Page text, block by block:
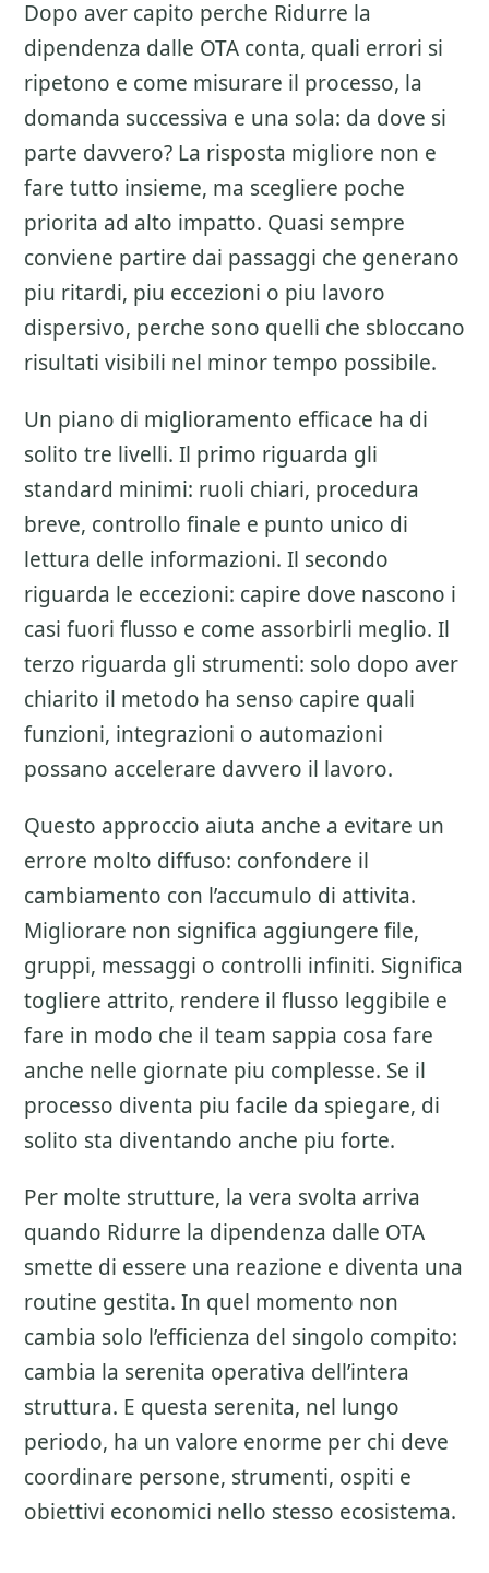
Dopo aver capito perche Ridurre la
dipendenza dalle OTA conta, quali errori si
ripetono e come misurare il processo, la
domanda successiva e una sola: da dove si
parte davvero? La risposta migliore non e
fare tutto insieme, ma scegliere poche
priorita ad alto impatto. Quasi sempre
conviene partire dai passaggi che generano
piu ritardi, piu eccezioni o piu lavoro
dispersivo, perche sono quelli che sbloccano
risultati visibili nel minor tempo possibile.
Un piano di miglioramento efficace ha di
solito tre livelli. Il primo riguarda gli
standard minimi: ruoli chiari, procedura
breve, controllo finale e punto unico di
lettura delle informazioni. Il secondo
riguarda le eccezioni: capire dove nascono i
casi fuori flusso e come assorbirli meglio. Il
terzo riguarda gli strumenti: solo dopo aver
chiarito il metodo ha senso capire quali
funzioni, integrazioni o automazioni
possano accelerare davvero il lavoro.
Questo approccio aiuta anche a evitare un
errore molto diffuso: confondere il
cambiamento con l’accumulo di attivita.
Migliorare non significa aggiungere file,
gruppi, messaggi o controlli infiniti. Significa
togliere attrito, rendere il flusso leggibile e
fare in modo che il team sappia cosa fare
anche nelle giornate piu complesse. Se il
processo diventa piu facile da spiegare, di
solito sta diventando anche piu forte.
Per molte strutture, la vera svolta arriva
quando Ridurre la dipendenza dalle OTA
smette di essere una reazione e diventa una
routine gestita. In quel momento non
cambia solo l’efficienza del singolo compito:
cambia la serenita operativa dell’intera
struttura. E questa serenita, nel lungo
periodo, ha un valore enorme per chi deve
coordinare persone, strumenti, ospiti e
obiettivi economici nello stesso ecosistema.